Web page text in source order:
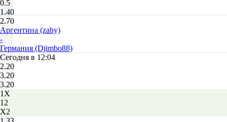
0.5
1.40
2.70
Аргентина (zahy)
-
Германия (Djimbo88)
Сегодня в 12:04
2.20
3.20
3.20
1X
12
X2